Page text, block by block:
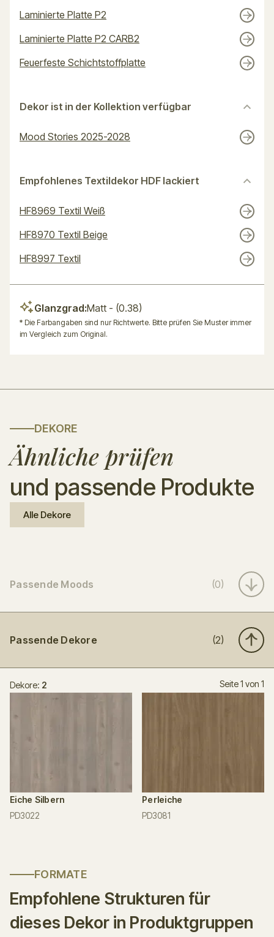
Laminierte Platte P2
Laminierte Platte P2 CARB2
Feuerfeste Schichtstoffplatte
Dekor ist in der Kollektion verfügbar
Mood Stories 2025-2028
Empfohlenes Textildekor HDF lackiert
HF8969 Textil Weiß
HF8970 Textil Beige
HF8997 Textil
Glanzgrad:Matt - (0.38)
* Die Farbangaben sind nur Richtwerte. Bitte prüfen Sie Muster immer
im Vergleich zum Original.
DEKORE
Ähnliche prüfen
und passende Produkte
Alle Dekore
Passende Moods (0)
Passende Dekore (2)
Dekore: 2 Seite 1 von 1
Eiche Silbern
PD3022
Perleiche
PD3081
FORMATE
Empfohlene Strukturen für
dieses Dekor in Produktgruppen